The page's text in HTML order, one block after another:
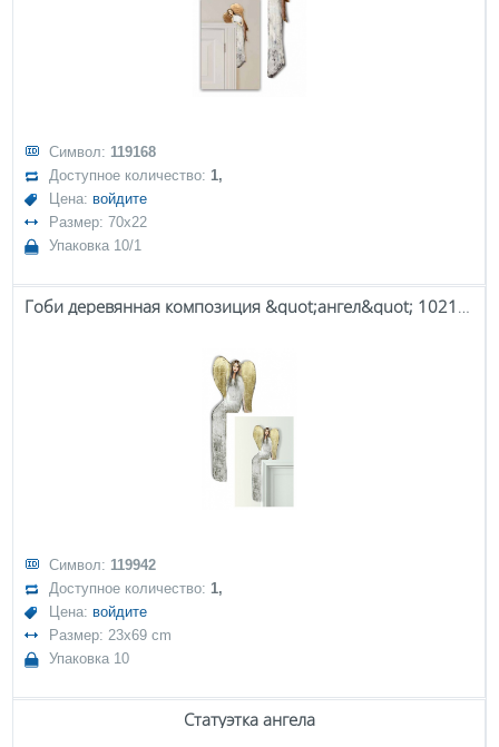
Символ: 119168
Доступное количество:1,
Цена: войдите
Размер: 70x22
Упаковка 10/1
Гоби деревянная композиция &quot;ангел&quot; 102118
Символ: 119942
Доступное количество:1,
Цена: войдите
Размер: 23x69 cm
Упаковка 10
Статуэтка ангела